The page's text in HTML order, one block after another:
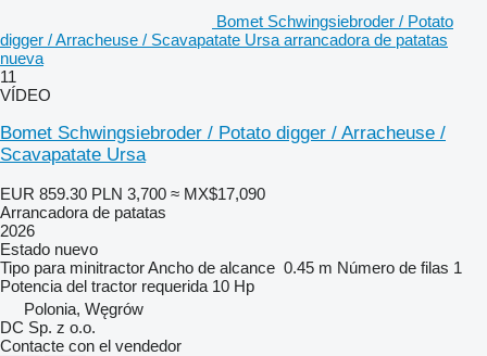
Bomet Schwingsiebroder / Potato
digger / Arracheuse / Scavapatate Ursa arrancadora de patatas
nueva
11
VÍDEO
Bomet Schwingsiebroder / Potato digger / Arracheuse /
Scavapatate Ursa
EUR 859.30 PLN 3,700 ≈ MX$17,090
Arrancadora de patatas
2026
Estado nuevo
Tipo para minitractorAncho de alcance 0.45 m Número de filas 1
Potencia del tractor requerida 10 Hp
Polonia, Węgrów
DC Sp. z o.o.
Contacte con el vendedor